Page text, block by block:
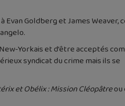
Goldberg et James Weaver,
Yorkais et d’être acceptés
syndicat du crime mais ils se
et Obélix : Mission Cléopâtreou